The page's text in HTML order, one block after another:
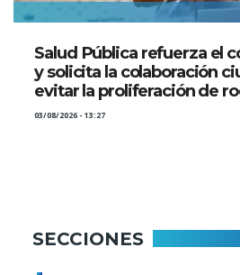
Salud Pública refuerza el
y solicita la colaboración
evitar la proliferación de
03/08/2026 - 13:27
SECCIONES